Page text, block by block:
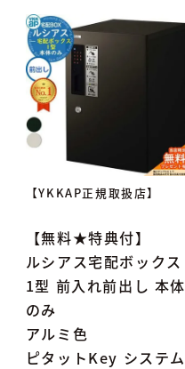
【YKKAP正規取扱店】
【無料★特典付】
ルシアス宅配ボックス
1型 前入れ前出し 本体
のみ
アルミ色
ピタットKey システム